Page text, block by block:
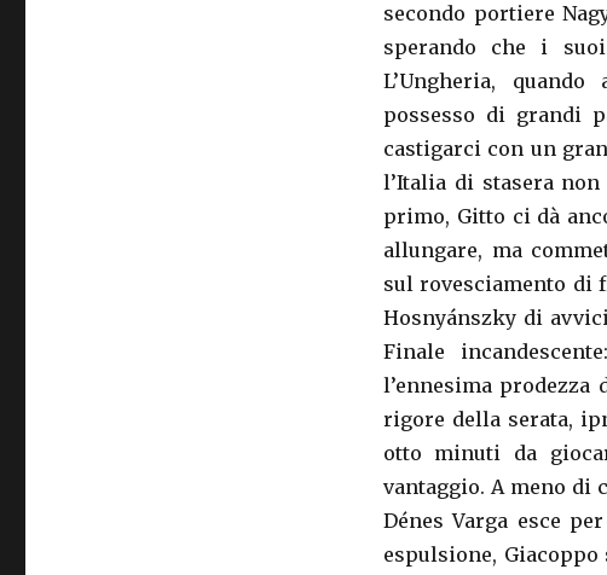
secondo portiere
sperando che i
L’Ungheria,
possesso di grandi
castigarci con un
l’Italia di stasera
primo, Gitto ci dà
allungare, ma
sul rovesciamento di
Hosnyánszky di
Finale
l’ennesima
rigore della serata,
otto minuti da
vantaggio. A meno di
Dénes Varga esce
espulsione,